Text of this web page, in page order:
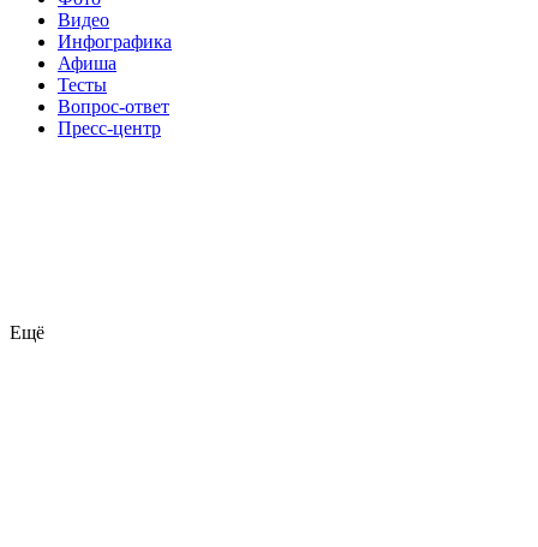
Видео
Инфографика
Афиша
Тесты
Вопрос-ответ
Пресс-центр
Ещё